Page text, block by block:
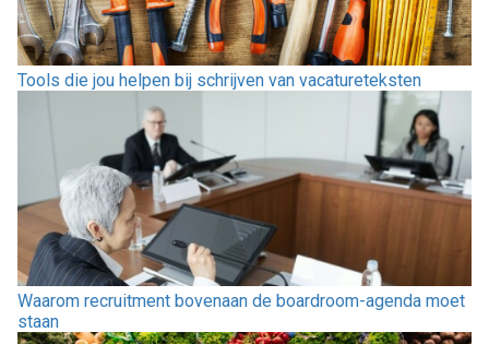
Tools die jou helpen bij schrijven van vacatureteksten
Waarom recruitment bovenaan de boardroom-agenda moet
staan